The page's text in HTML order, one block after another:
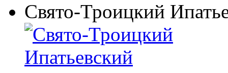
Свято-Троицкий